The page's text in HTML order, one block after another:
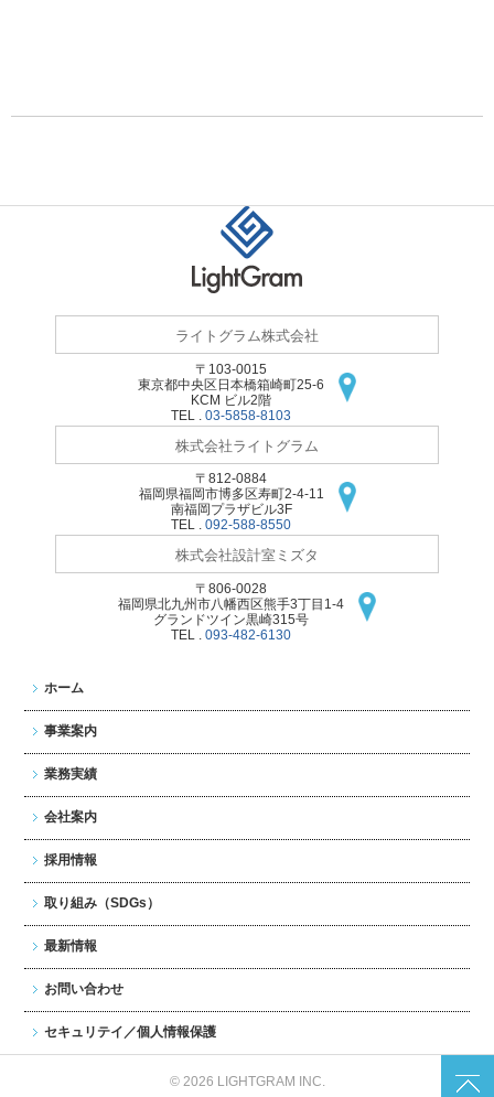
ライトグラム株式会社
〒103-0015
東京都中央区日本橋箱崎町25-6
KCM ビル2階
TEL . 03-5858-8103
株式会社ライトグラム
〒812-0884
福岡県福岡市博多区寿町2-4-11
南福岡プラザビル3F
TEL . 092-588-8550
株式会社設計室ミズタ
〒806-0028
福岡県北九州市八幡西区熊手3丁目1-4
グランドツイン黒崎315号
TEL . 093-482-6130
ホーム
事業案内
業務実績
会社案内
採用情報
取り組み（SDGs）
最新情報
お問い合わせ
セキュリテイ／個人情報保護
© 2026 LIGHTGRAM INC.